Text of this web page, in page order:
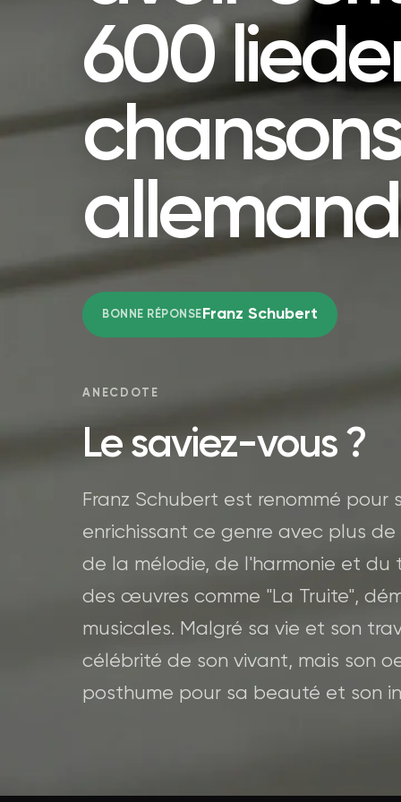
600
BONNE RÉPONSE Franz Schubert
ANECDOTE
Le saviez-vous ?
Franz Schubert est renommé
enrichissant ce genre avec plus
de la mélodie, de l'harmonie et du
des œuvres comme "La Truite",
musicales. Malgré sa vie et son
célébrité de son vivant, mais son
posthume pour sa beauté et son